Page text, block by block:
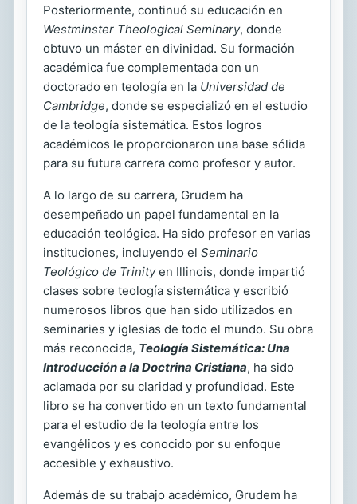
Posteriormente, continuó su educación en
Westminster Theological Seminary, donde
obtuvo un máster en divinidad. Su formación
académica fue complementada con un
doctorado en teología en la Universidad de
Cambridge, donde se especializó en el estudio
de la teología sistemática. Estos logros
académicos le proporcionaron una base sólida
para su futura carrera como profesor y autor.
A lo largo de su carrera, Grudem ha
desempeñado un papel fundamental en la
educación teológica. Ha sido profesor en varias
instituciones, incluyendo el Seminario
Teológico de Trinityen Illinois, donde impartió
clases sobre teología sistemática y escribió
numerosos libros que han sido utilizados en
seminaries y iglesias de todo el mundo. Su obra
más reconocida, Teología Sistemática: Una
Introducción a la Doctrina Cristiana, ha sido
aclamada por su claridad y profundidad. Este
libro se ha convertido en un texto fundamental
para el estudio de la teología entre los
evangélicos y es conocido por su enfoque
accesible y exhaustivo.
Además de su trabajo académico, Grudem ha